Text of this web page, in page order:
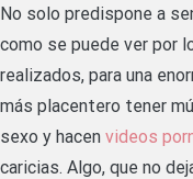
No solo predispone a
como se puede ver por
realizados, para una
más placentero tener
sexo y hacen videos
caricias. Algo, que no